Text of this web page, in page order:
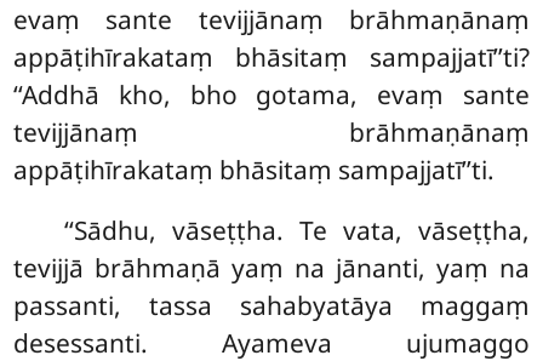
evaṃ sante tevijjānaṃ brāhmaṇānaṃ
appāṭihīrakataṃ bhāsitaṃ sampajjatī’’ti?
‘‘Addhā kho, bho gotama, evaṃ sante
tevijjānaṃ brāhmaṇānaṃ
appāṭihīrakataṃ bhāsitaṃ sampajjatī’’ti.
‘‘Sādhu, vāseṭṭha. Te vata, vāseṭṭha,
tevijjā brāhmaṇā yaṃ na jānanti, yaṃ na
passanti, tassa sahabyatāya maggaṃ
desessanti. Ayameva ujumaggo